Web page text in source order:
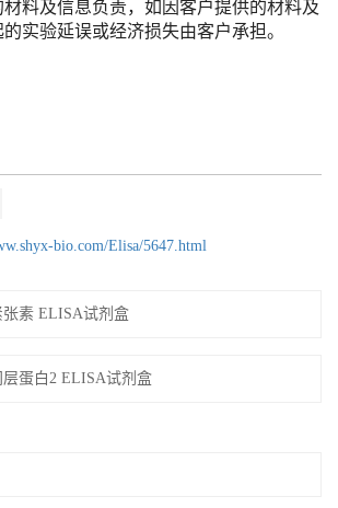
料及信息负责，如因客户提供的材料及
实验延误或经济损失由客户承担。
bio.com/Elisa/5647.html
张素 ELISA试剂盒
层蛋白2 ELISA试剂盒